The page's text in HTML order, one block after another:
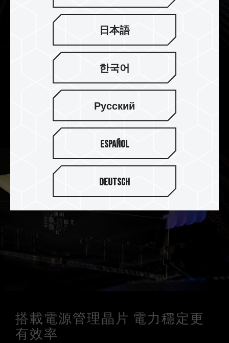
On-die ECC 除錯機制 系統更穩定
DELTA RGB DDR5 記憶體支援 On-die ECC 除錯機
制，提供錯誤修正與偵測功能，在追求效能的同時
讓系統更穩定。
搭載電源管理晶片 電力穩定更
有效率
日本語
한국어
Русский
Español
Deutsch